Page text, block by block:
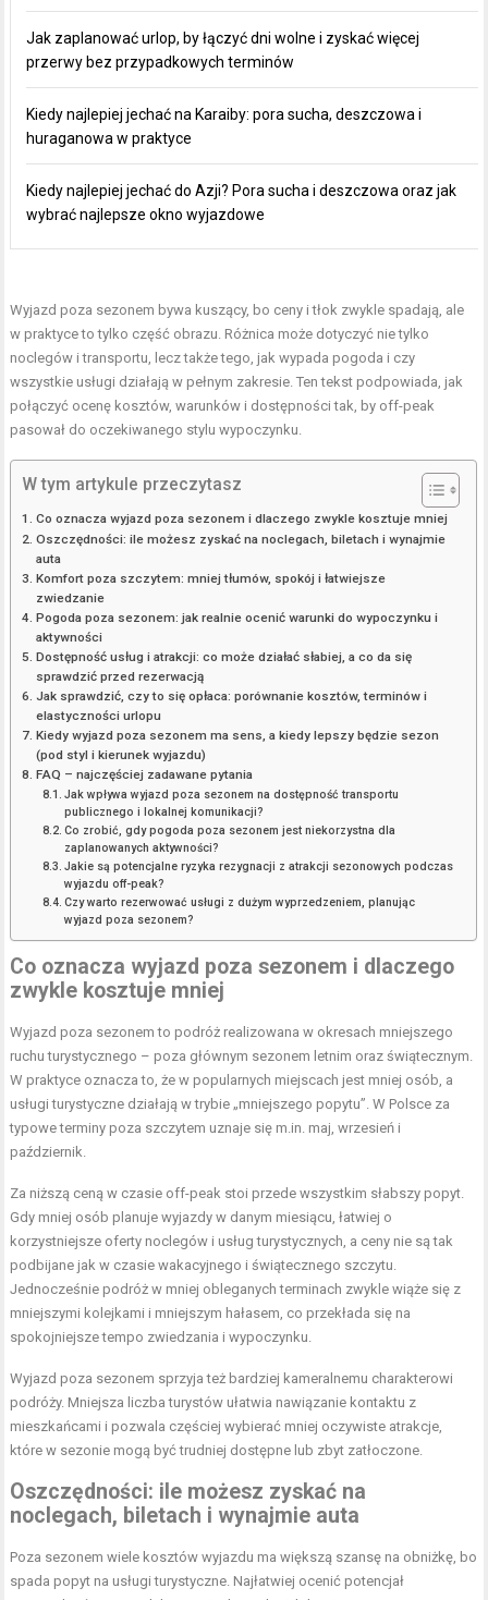
Jak zaplanować urlop, by łączyć dni wolne i zyskać więcej
przerwy bez przypadkowych terminów
Kiedy najlepiej jechać na Karaiby: pora sucha, deszczowa i
huraganowa w praktyce
Kiedy najlepiej jechać do Azji? Pora sucha i deszczowa oraz jak
wybrać najlepsze okno wyjazdowe
Wyjazd poza sezonem bywa kuszący, bo ceny i tłok zwykle spadają, ale
w praktyce to tylko część obrazu. Różnica może dotyczyć nie tylko
noclegów i transportu, lecz także tego, jak wypada pogoda i czy
wszystkie usługi działają w pełnym zakresie. Ten tekst podpowiada, jak
połączyć ocenę kosztów, warunków i dostępności tak, by off-peak
pasował do oczekiwanego stylu wypoczynku.
W tym artykule przeczytasz
Co oznacza wyjazd poza sezonem i dlaczego zwykle kosztuje mniej
Oszczędności: ile możesz zyskać na noclegach, biletach i wynajmie
auta
Komfort poza szczytem: mniej tłumów, spokój i łatwiejsze
zwiedzanie
Pogoda poza sezonem: jak realnie ocenić warunki do wypoczynku i
aktywności
Dostępność usług i atrakcji: co może działać słabiej, a co da się
sprawdzić przed rezerwacją
Jak sprawdzić, czy to się opłaca: porównanie kosztów, terminów i
elastyczności urlopu
Kiedy wyjazd poza sezonem ma sens, a kiedy lepszy będzie sezon
(pod styl i kierunek wyjazdu)
FAQ – najczęściej zadawane pytania
Jak wpływa wyjazd poza sezonem na dostępność transportu
publicznego i lokalnej komunikacji?
Co zrobić, gdy pogoda poza sezonem jest niekorzystna dla
zaplanowanych aktywności?
Jakie są potencjalne ryzyka rezygnacji z atrakcji sezonowych podczas
wyjazdu off-peak?
Czy warto rezerwować usługi z dużym wyprzedzeniem, planując
wyjazd poza sezonem?
Co oznacza wyjazd poza sezonem i dlaczego
zwykle kosztuje mniej
Wyjazd poza sezonem to podróż realizowana w okresach mniejszego
ruchu turystycznego – poza głównym sezonem letnim oraz świątecznym.
W praktyce oznacza to, że w popularnych miejscach jest mniej osób, a
usługi turystyczne działają w trybie „mniejszego popytu”. W Polsce za
typowe terminy poza szczytem uznaje się m.in. maj, wrzesień i
październik.
Za niższą ceną w czasie off-peak stoi przede wszystkim słabszy popyt.
Gdy mniej osób planuje wyjazdy w danym miesiącu, łatwiej o
korzystniejsze oferty noclegów i usług turystycznych, a ceny nie są tak
podbijane jak w czasie wakacyjnego i świątecznego szczytu.
Jednocześnie podróż w mniej obleganych terminach zwykle wiąże się z
mniejszymi kolejkami i mniejszym hałasem, co przekłada się na
spokojniejsze tempo zwiedzania i wypoczynku.
Wyjazd poza sezonem sprzyja też bardziej kameralnemu charakterowi
podróży. Mniejsza liczba turystów ułatwia nawiązanie kontaktu z
mieszkańcami i pozwala częściej wybierać mniej oczywiste atrakcje,
które w sezonie mogą być trudniej dostępne lub zbyt zatłoczone.
Oszczędności: ile możesz zyskać na
noclegach, biletach i wynajmie auta
Poza sezonem wiele kosztów wyjazdu ma większą szansę na obniżkę, bo
spada popyt na usługi turystyczne. Najłatwiej ocenić potencjał